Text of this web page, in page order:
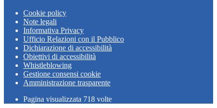
Cookie policy
Note legali
Informativa Privacy
Ufficio Relazioni con il Pubblico
Dichiarazione di accessibilità
Obiettivi di accessibilità
Whistleblowing
Gestione consensi cookie
Amministrazione trasparente
Pagina visualizzata 718 volte